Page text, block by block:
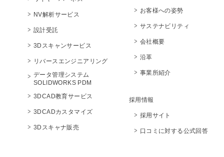
NV解析サービス
設計受託
3Dスキャンサービス
リバースエンジニアリング
データ管理システム
SOLIDWORKS PDM
3DCAD教育サービス
3DCADカスタマイズ
3Dスキャナ販売
お客様への姿勢
サステナビリティ
会社概要
沿革
事業所紹介
採用情報
採用サイト
口コミに対する公式回答